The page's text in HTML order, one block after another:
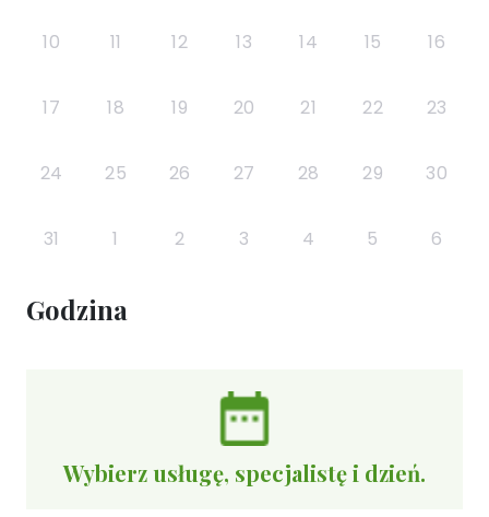
10 11 12 13 14 15 16
17 18 19 20 21 22 23
24 25 26 27 28 29 30
31 1 2 3 4 5 6
Godzina
Wybierz usługę, specjalistę i dzień.